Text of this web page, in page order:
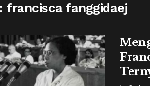
francisca fanggidaej